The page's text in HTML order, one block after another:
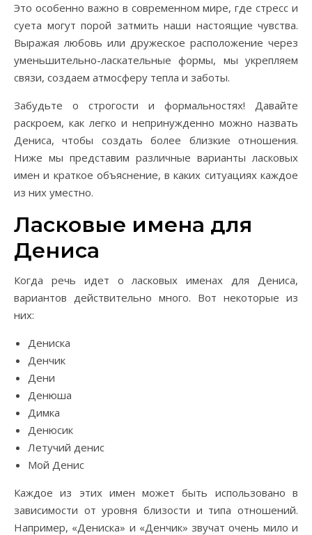
Это особенно важно в современном мире, где стресс и
суета могут порой затмить наши настоящие чувства.
Выражая любовь или дружеское расположение через
уменьшительно-ласкательные формы, мы укрепляем
связи, создаем атмосферу тепла и заботы.
Забудьте о строгости и формальностях! Давайте
раскроем, как легко и непринужденно можно назвать
Дениса, чтобы создать более близкие отношения.
Ниже мы представим различные варианты ласковых
имен и краткое объяснение, в каких ситуациях каждое
из них уместно.
Ласковые имена для
Дениса
Когда речь идет о ласковых именах для Дениса,
вариантов действительно много. Вот некоторые из
них:
Дениска
Денчик
Дени
Денюша
Димка
Денюсик
Летучий денис
Мой Денис
Каждое из этих имен может быть использовано в
зависимости от уровня близости и типа отношений.
Например, «Дениска» и «Денчик» звучат очень мило и